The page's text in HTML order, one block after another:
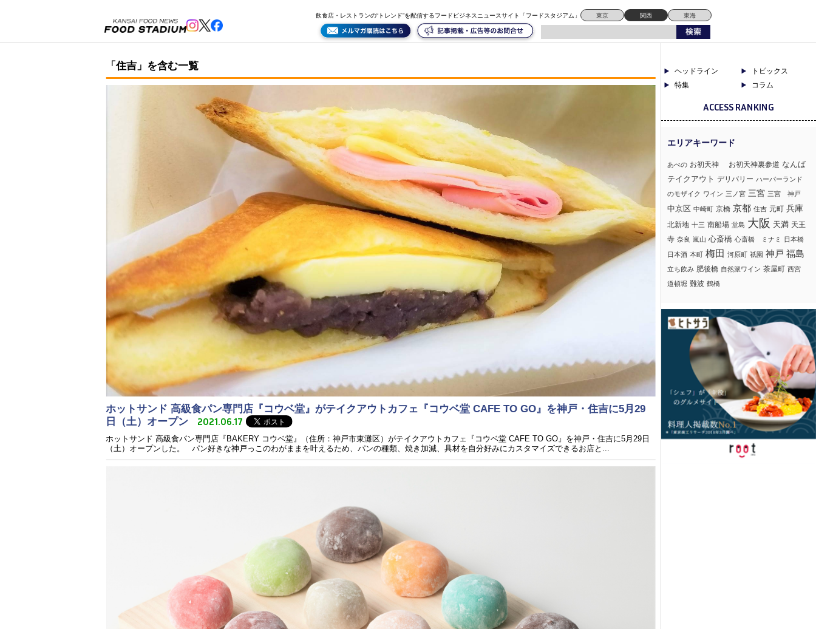
飲食店・レストランの“トレンド”を配信するフードビジネスニュースサイト「フードスタジアム」 東京 関西 東海
「住吉」を含む一覧
ホットサンド 高級食パン専門店『コウベ堂』がテイクアウトカフェ『コウベ堂 CAFE TO GO』を神戸・住吉に5月29
日（土）オープン
2021.06.17
ホットサンド 高級食パン専門店『BAKERY コウベ堂』（住所：神戸市東灘区）がテイクアウトカフェ『コウベ堂 CAFE TO GO』を神戸・住吉に5月29日
（土）オープンした。 パン好きな神戸っこのわがままを叶えるため、パンの種類、焼き加減、具材を自分好みにカスタマイズできるお店と...
ヘッドライン
トピックス
特集
コラム
ACCESS RANKING
あべの お初天神 お初天神裏参道 なんば
テイクアウト デリバリー ハーバーランド
のモザイク ワイン 三ノ宮 三宮 三宮 神戸
中京区 中崎町 京橋 京都 住吉 元町 兵庫
北新地 十三 南船場 堂島 大阪 天満 天王
寺 奈良 嵐山 心斎橋 心斎橋 ミナミ 日本橋
日本酒 本町 梅田 河原町 祇園 神戸 福島
立ち飲み 肥後橋 自然派ワイン 茶屋町 西宮
道頓堀 難波 鶴橋